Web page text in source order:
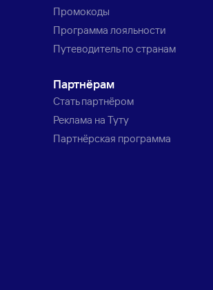
Промокоды
Программа лояльности
Путеводитель по странам
Партнёрам
Стать партнёром
Реклама на Туту
Партнёрская программа